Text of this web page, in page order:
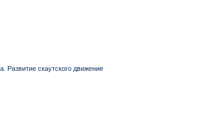
Развитие скаутского движение